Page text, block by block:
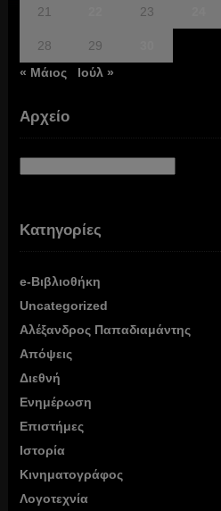
21 23
28 29
« Μάιος
Ιούλ »
Αρχείο
Κατηγορίες
e-Βιβλιοθήκη
Uncategorized
Αλέξανδρος Παπαδιαμάντης
Απόψεις
Διεθνή
Ενημέρωση
Επιστήμες
Ιστορία
Κινηματογράφος
Λογοτεχνία